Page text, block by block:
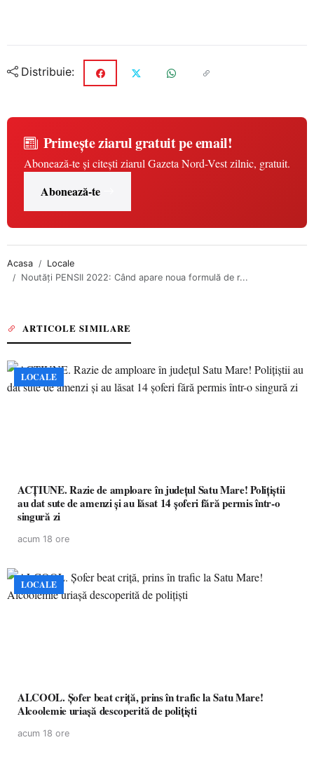
Distribuie:
Primește ziarul gratuit pe email!
Abonează-te și citești ziarul Gazeta Nord-Vest zilnic, gratuit.
Abonează-te
Acasa
Locale
Noutăți PENSII 2022: Când apare noua formulă de r...
ARTICOLE SIMILARE
LOCALE
ACȚIUNE. Razie de amploare în județul Satu Mare! Polițiștii
au dat sute de amenzi și au lăsat 14 șoferi fără permis într-o
singură zi
acum 18 ore
LOCALE
ALCOOL. Șofer beat criță, prins în trafic la Satu Mare!
Alcoolemie uriașă descoperită de polițiști
acum 18 ore